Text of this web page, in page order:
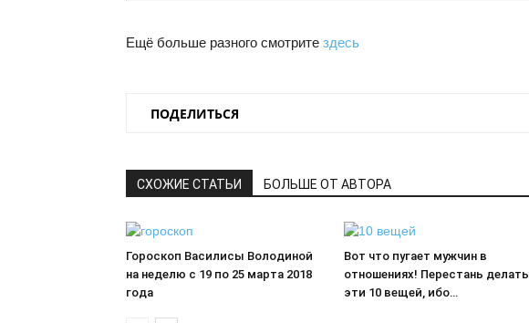
Ещё больше разного смотрите здесь
ПОДЕЛИТЬСЯ
СХОЖИЕ СТАТЬИ БОЛЬШЕ ОТ АВТОРА
Гороскоп Василисы Володиной
на неделю c 19 по 25 марта 2018
года
Вот что пугает мужчин в
отношениях! Перестань делать
эти 10 вещей, ибо…